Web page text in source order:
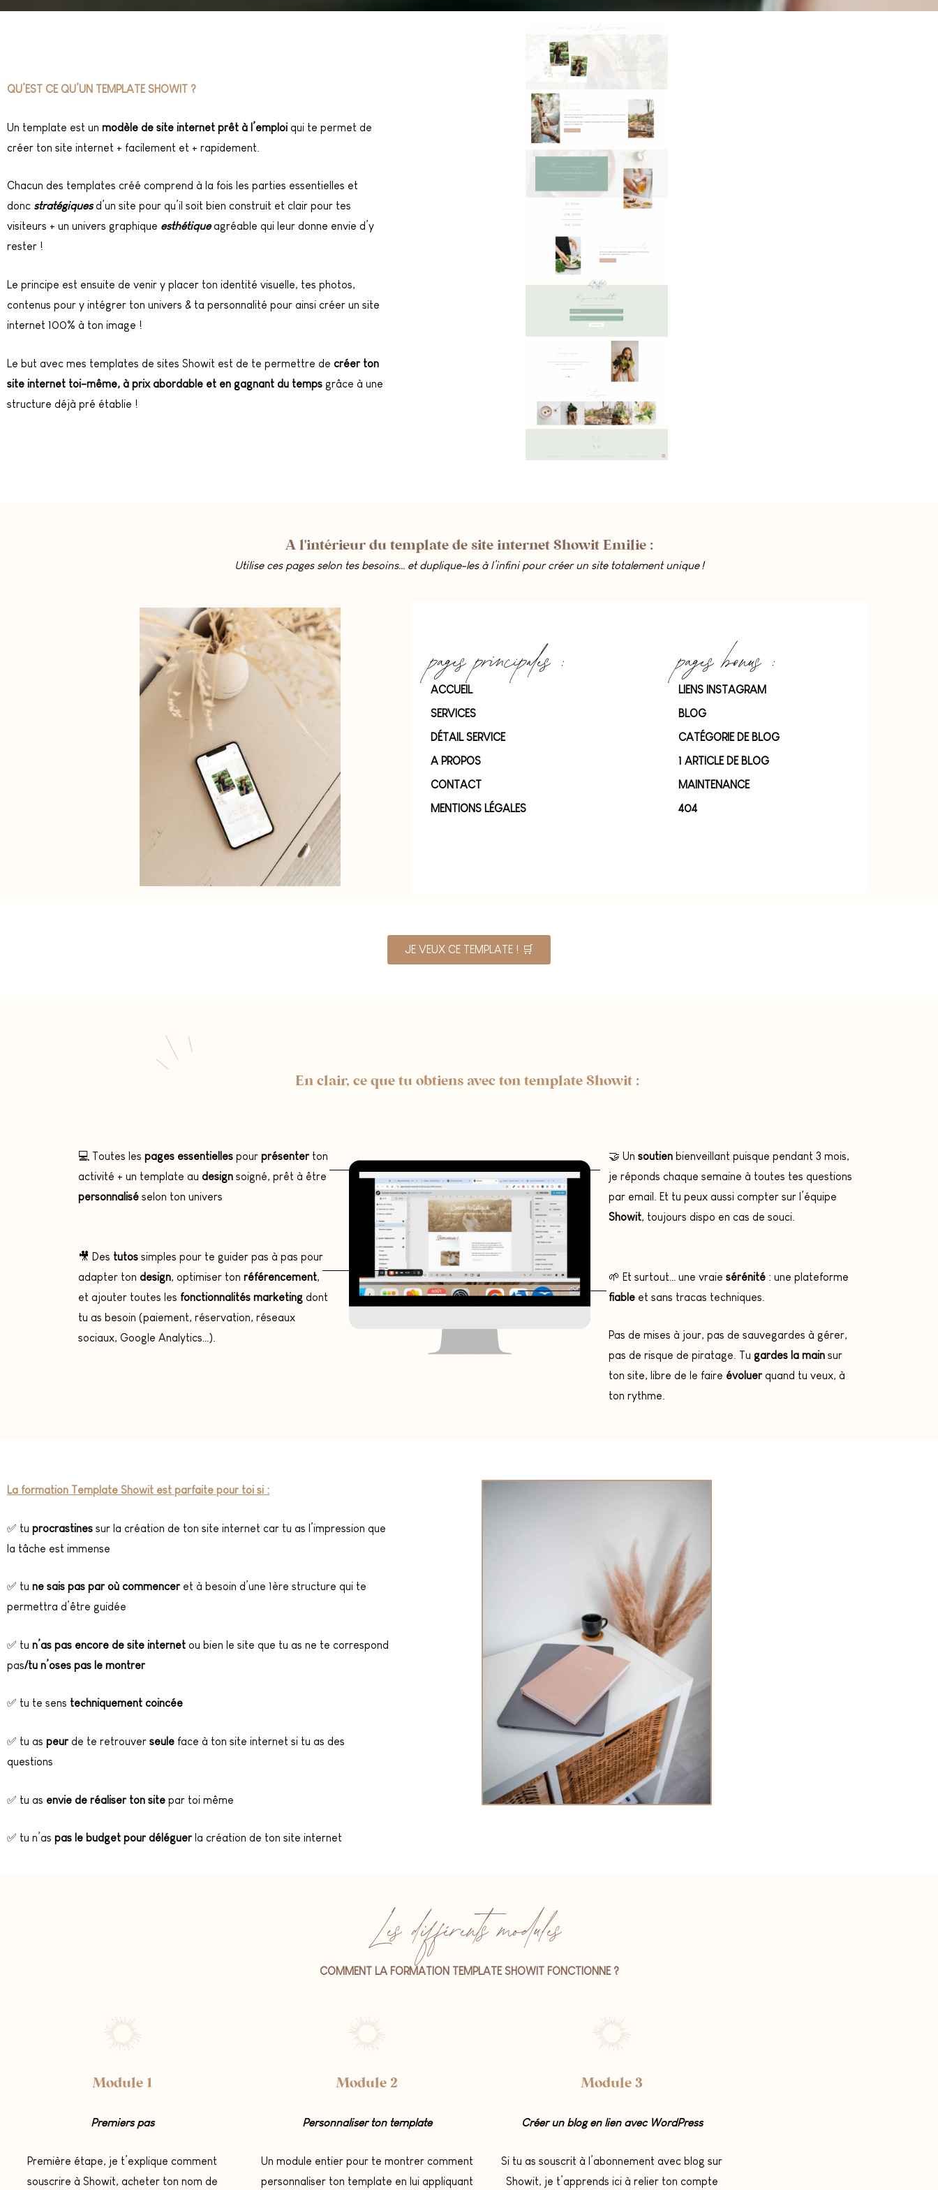
QU’EST CE QU’UN TEMPLATE SHOWIT ?
Un template est un modèle de site internet prêt à l’emploiqui te permet de
créer ton site internet + facilement et + rapidement.
Chacun des templates créé comprend à la fois les parties essentielles et
donc stratégiquesd’un site pour qu’il soit bien construit et clair pour tes
visiteurs + un univers graphique esthétiqueagréable qui leur donne envie d’y
rester !
Le principe est ensuite de venir y placer ton identité visuelle, tes photos,
contenus pour y intégrer ton univers & ta personnalité pour ainsi créer un site
internet 100% à ton image !
Le but avec mes templates de sites Showit est de te permettre de créer ton
site internet toi-même, à prix abordable et en gagnant du temps grâce à une
structure déjà pré établie !
A l'intérieur du template de site internet Showit Emilie :
Utilise ces pages selon tes besoins… et duplique-les à l’infini pour créer un site totalement unique !
pages principales :
ACCUEIL
SERVICES
DÉTAIL SERVICE
A PROPOS
CONTACT
MENTIONS LÉGALES
pages bonus :
LIENS INSTAGRAM
BLOG
CATÉGORIE DE BLOG
1 ARTICLE DE BLOG
MAINTENANCE
404
JE VEUX CE TEMPLATE ! 🛒
En clair, ce que tu obtiens avec ton template Showit :
💻 Toutes les pages essentielles pour présenter ton
activité + un template au design soigné, prêt à être
personnalisé selon ton univers
🎥 Des tutos simples pour te guider pas à pas pour
adapter ton design, optimiser ton référencement,
et ajouter toutes les fonctionnalités marketing dont
tu as besoin (paiement, réservation, réseaux
sociaux, Google Analytics…).
🤝 Un soutien bienveillant puisque pendant 3 mois,
je réponds chaque semaine à toutes tes questions
par email. Et tu peux aussi compter sur l’équipe
Showit, toujours dispo en cas de souci.
🌱 Et surtout… une vraie sérénité : une plateforme
fiable et sans tracas techniques.
Pas de mises à jour, pas de sauvegardes à gérer,
pas de risque de piratage. Tu gardes la main sur
ton site, libre de le faire évoluer quand tu veux, à
ton rythme.
La formation Template Showit est parfaite pour toi si :
✅ tu procrastines sur la création de ton site internet car tu as l’impression que
la tâche est immense
✅ tu ne sais pas par où commencer et à besoin d’une 1ère structure qui te
permettra d’être guidée
✅ tu n’as pas encore de site internet ou bien le site que tu as ne te correspond
pas/tu n’oses pas le montrer
✅ tu te sens techniquement coincée
✅ tu as peur de te retrouver seule face à ton site internet si tu as des
questions
✅ tu as envie de réaliser ton site par toi même
✅ tu n’as pas le budget pour déléguer la création de ton site internet
Les différents modules
COMMENT LA FORMATION TEMPLATE SHOWIT FONCTIONNE ?
Module 1
Premiers pas
Première étape, je t’explique comment
souscrire à Showit, acheter ton nom de
Module 2
Personnaliser ton template
Un module entier pour te montrer comment
personnaliser ton template en lui appliquant
Module 3
Créer un blog en lien avec WordPress
Si tu as souscrit à l’abonnement avec blog sur
Showit, je t’apprends ici à relier ton compte